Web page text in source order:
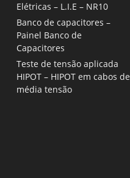
Elétricas – L.I.E – NR10
Banco de capacitores –
Painel Banco de
Capacitores
Teste de tensão aplicada
HIPOT – HIPOT em cabos de
média tensão